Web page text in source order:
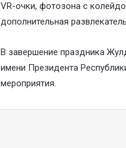
VR-очки, фотозона с
дополнительная
В завершение праздника
имени Президента
мероприятия.